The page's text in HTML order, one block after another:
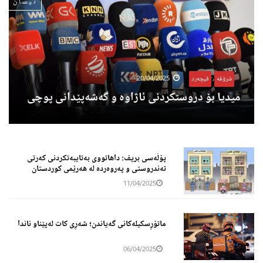
شرۆڤە , فیچەرد 20/04/2025
میدیا بۆ دروستکردنی ئاژاوە و گەشەپێدانی پوچی
پۆڵەسی بریف: داهاتووی بەتایبه‌تكردنی کەرتی
تەندروستی و پەروەردە له‌ هه‌رێمی كوردستان
11/04/2025
ماتۆڕسکیلەکانی گەیاندن؛ ‎شەڕی کات لەپێناو ناندا
06/04/2025